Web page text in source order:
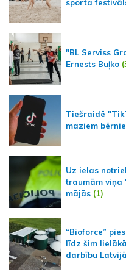
sporta
"BL Serviss
Ernests Buļko
Tiešraidē
maziem
Uz ielas
traumām viņa
mājās (1)
“Bioforce”
līdz šim
darbību Latvijā